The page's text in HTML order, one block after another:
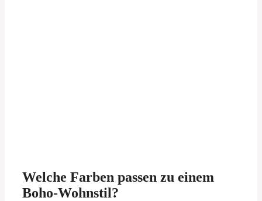
Welche Farben passen zu einem
Boho-Wohnstil?